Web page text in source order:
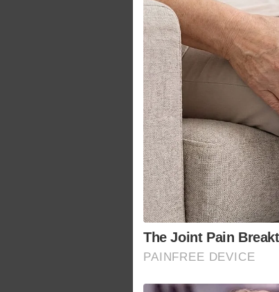
The Joint Pain
PAINFREE DEVICE